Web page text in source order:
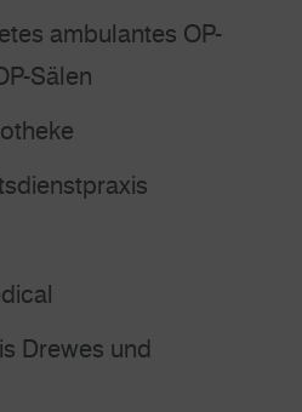
ambulantes OP-
Sälen
Drewes und